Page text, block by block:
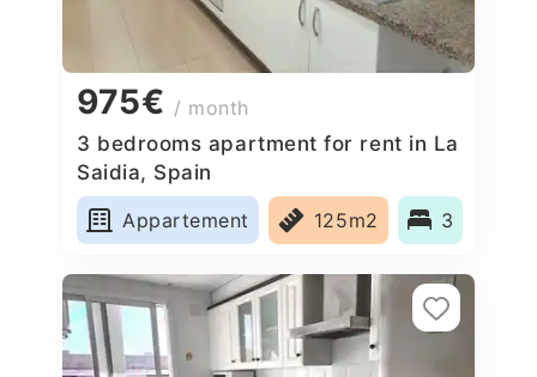
975€ / month
3 bedrooms apartment for rent in La
Saidia, Spain
Appartement
125m2 3